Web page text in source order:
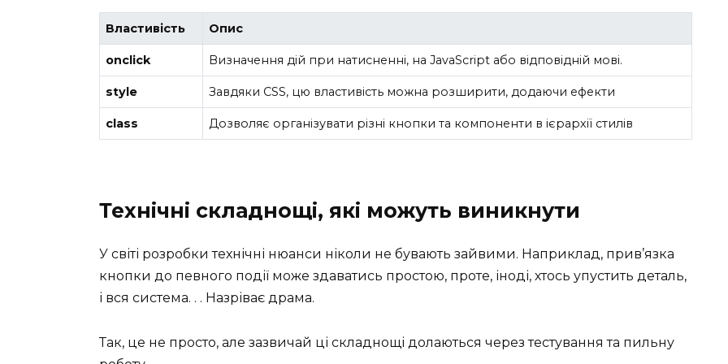
Властивість Опис
onclick Визначення дій при натисненні, на JavaScript або відповідній мові.
style Завдяки CSS, цю властивість можна розширити, додаючи ефекти
class Дозволяє організувати різні кнопки та компоненти в ієрархії стилів
Технічні складнощі, які можуть виникнути
У світі розробки технічні нюанси ніколи не бувають зайвими. Наприклад, прив’язка
кнопки до певного події може здаватись простою, проте, іноді, хтось упустить деталь,
і вся система. . . Назріває драма.
Так, це не просто, але зазвичай ці складнощі долаються через тестування та пильну